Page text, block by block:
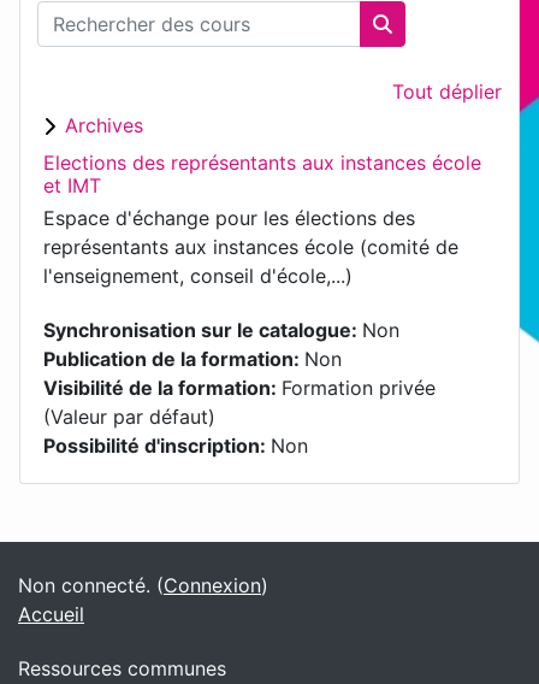
Rechercher des cours
Rechercher des
Tout déplier
Archives
Elections des représentants aux instances école
et IMT
Espace d'échange pour les élections des
représentants aux instances école (comité de
l'enseignement, conseil d'école,...)
Synchronisation sur le catalogue: Non
Publication de la formation: Non
Visibilité de la formation: Formation privée
(Valeur par défaut)
Possibilité d'inscription: Non
Blocs supplémentaires
Non connecté. (Connexion)
Accueil
Ressources communes